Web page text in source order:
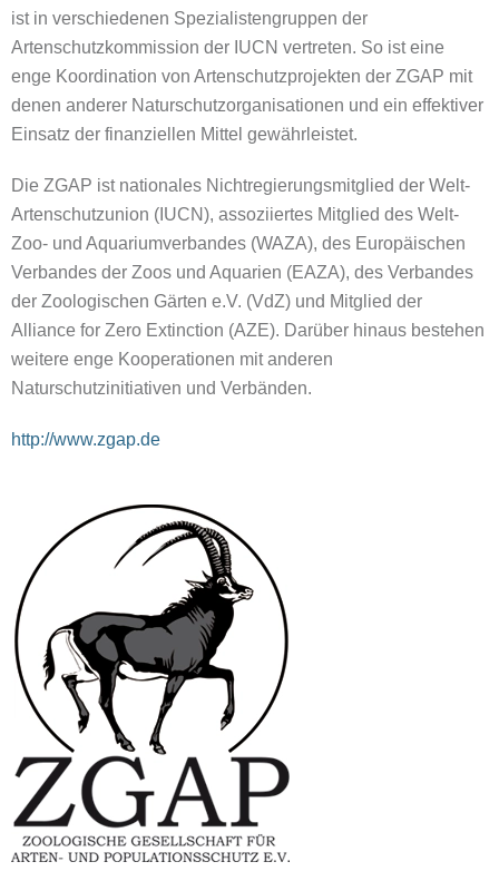
ist in verschiedenen Spezialistengruppen der
Artenschutzkommission der IUCN vertreten. So ist eine
enge Koordination von Artenschutzprojekten der ZGAP mit
denen anderer Naturschutzorganisationen und ein effektiver
Einsatz der finanziellen Mittel gewährleistet.
Die ZGAP ist nationales Nichtregierungsmitglied der Welt-
Artenschutzunion (IUCN), assoziiertes Mitglied des Welt-
Zoo- und Aquariumverbandes (WAZA), des Europäischen
Verbandes der Zoos und Aquarien (EAZA), des Verbandes
der Zoologischen Gärten e.V. (VdZ) und Mitglied der
Alliance for Zero Extinction (AZE). Darüber hinaus bestehen
weitere enge Kooperationen mit anderen
Naturschutzinitiativen und Verbänden.
http://www.zgap.de